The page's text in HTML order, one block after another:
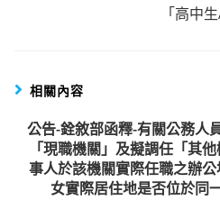
「高中
相關內容
公告-銓敘部函釋-有關公務人
「現職機關」及擬調任「其
事人於該機關實際任職之辦
女實際居住地是否位於同